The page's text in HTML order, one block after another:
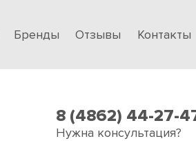
Бренды Отзывы Контакты
8 (4862) 44-27-
Нужна консультация?